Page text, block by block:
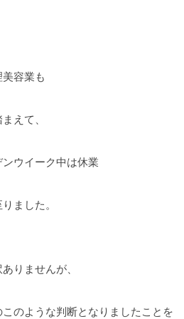
容業も
えて、
ウイーク中は休業
ました。
りませんが、
のような判断となりましたことを